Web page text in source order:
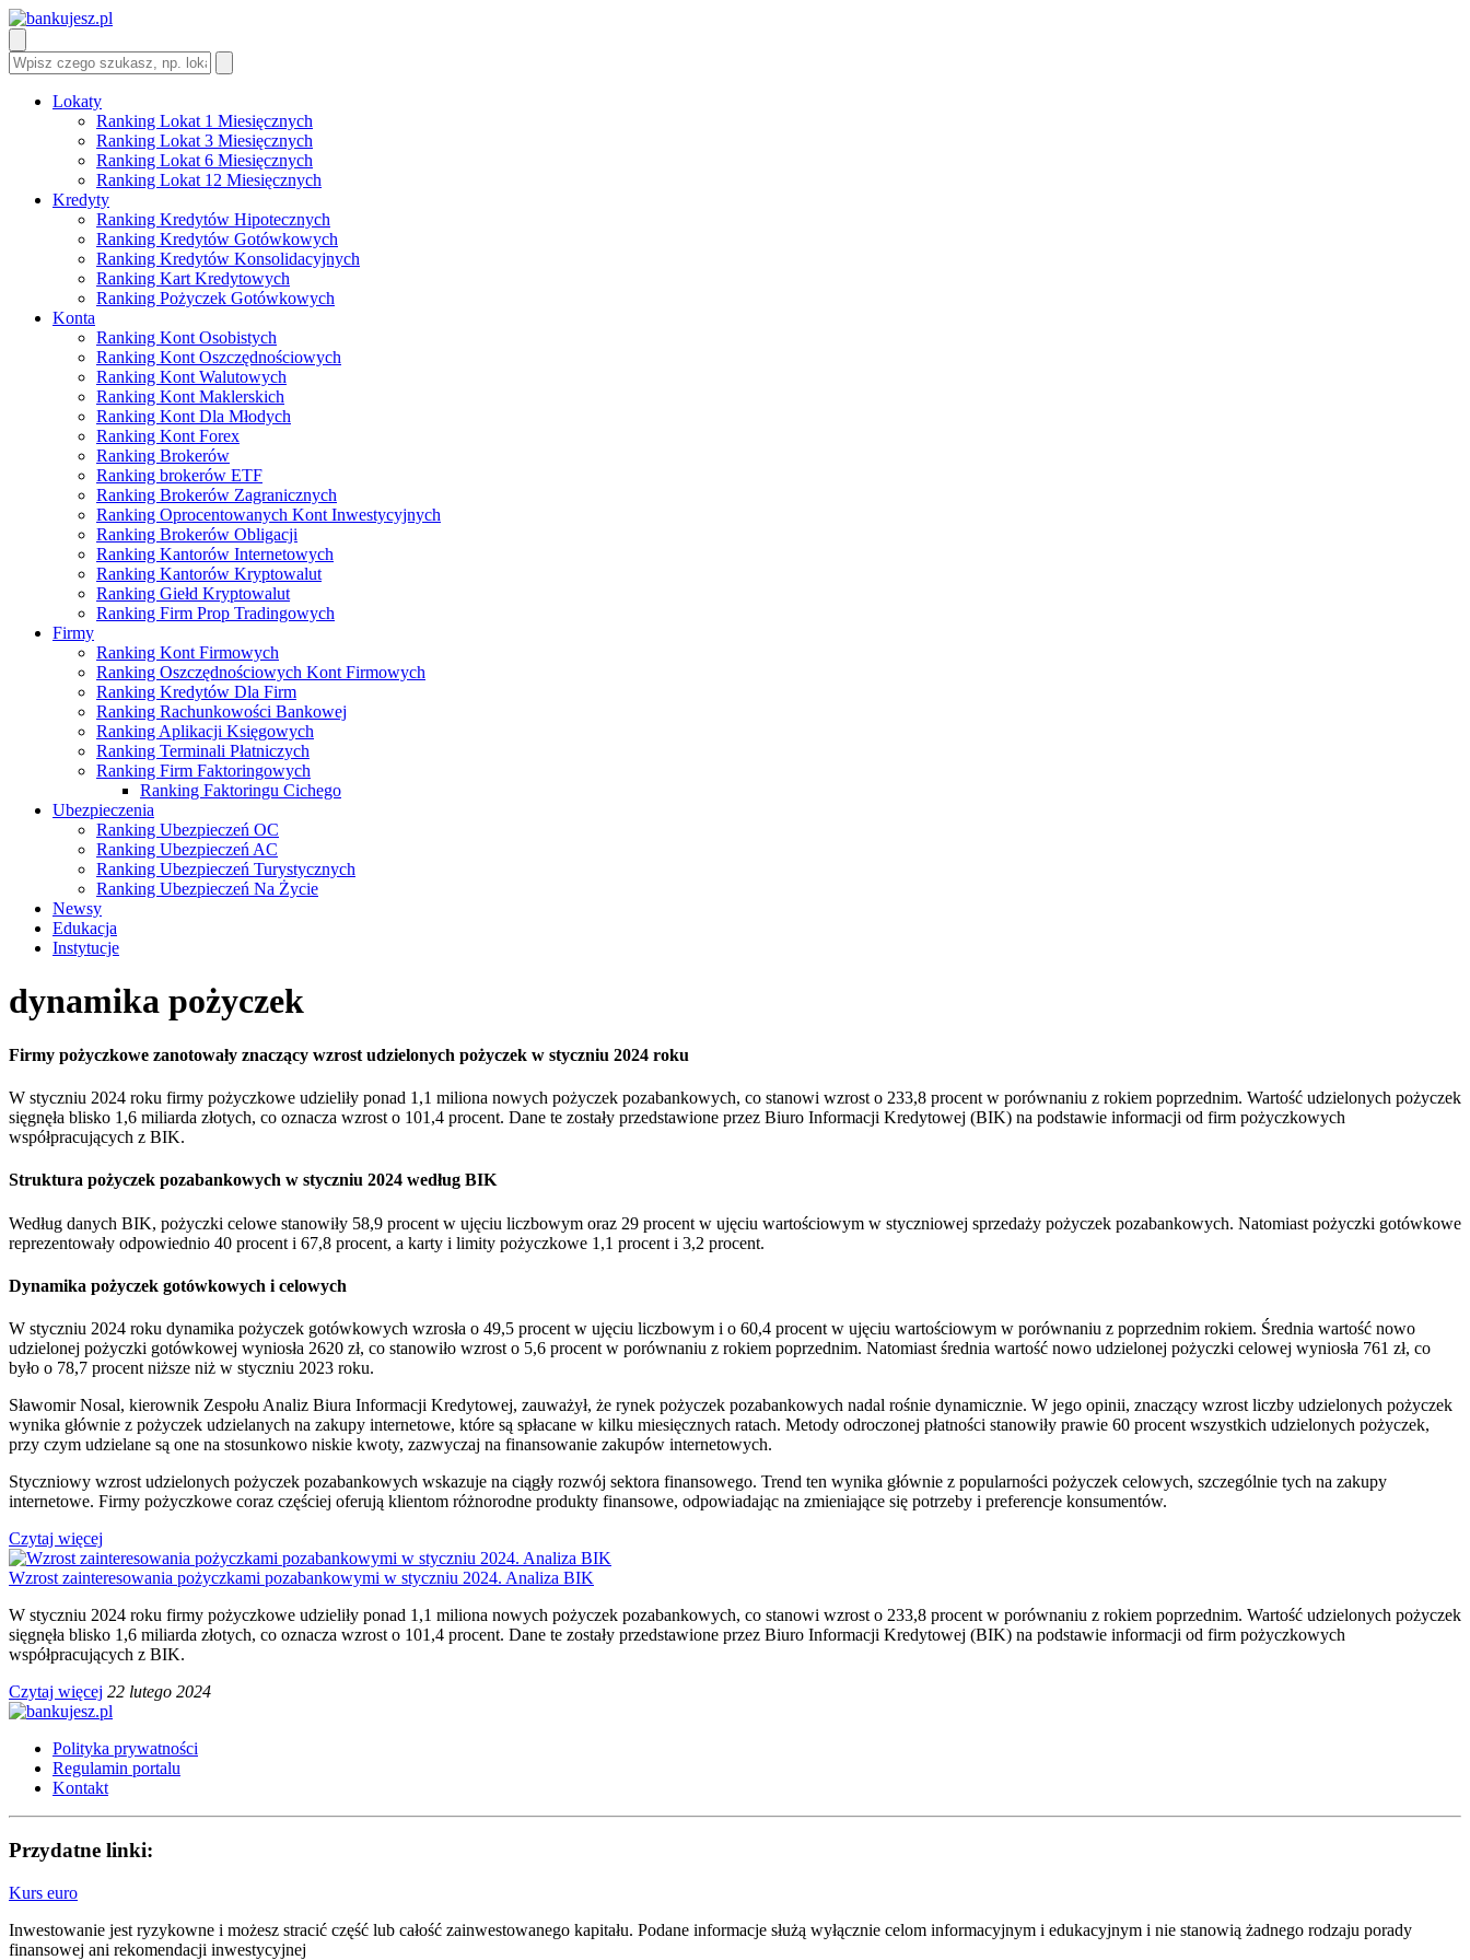
Lokaty
Ranking Lokat 1 Miesięcznych
Ranking Lokat 3 Miesięcznych
Ranking Lokat 6 Miesięcznych
Ranking Lokat 12 Miesięcznych
Kredyty
Ranking Kredytów Hipotecznych
Ranking Kredytów Gotówkowych
Ranking Kredytów Konsolidacyjnych
Ranking Kart Kredytowych
Ranking Pożyczek Gotówkowych
Konta
Ranking Kont Osobistych
Ranking Kont Oszczędnościowych
Ranking Kont Walutowych
Ranking Kont Maklerskich
Ranking Kont Dla Młodych
Ranking Kont Forex
Ranking Brokerów
Ranking brokerów ETF
Ranking Brokerów Zagranicznych
Ranking Oprocentowanych Kont Inwestycyjnych
Ranking Brokerów Obligacji
Ranking Kantorów Internetowych
Ranking Kantorów Kryptowalut
Ranking Giełd Kryptowalut
Ranking Firm Prop Tradingowych
Firmy
Ranking Kont Firmowych
Ranking Oszczędnościowych Kont Firmowych
Ranking Kredytów Dla Firm
Ranking Rachunkowości Bankowej
Ranking Aplikacji Księgowych
Ranking Terminali Płatniczych
Ranking Firm Faktoringowych
Ranking Faktoringu Cichego
Ubezpieczenia
Ranking Ubezpieczeń OC
Ranking Ubezpieczeń AC
Ranking Ubezpieczeń Turystycznych
Ranking Ubezpieczeń Na Życie
Newsy
Edukacja
Instytucje
dynamika pożyczek
Firmy pożyczkowe zanotowały znaczący wzrost udzielonych pożyczek w styczniu 2024 roku
W styczniu 2024 roku firmy pożyczkowe udzieliły ponad 1,1 miliona nowych pożyczek pozabankowych, co stanowi wzrost o 233,8 procent w porównaniu z rokiem poprzednim. Wartość udzielonych pożyczek
sięgnęła blisko 1,6 miliarda złotych, co oznacza wzrost o 101,4 procent. Dane te zostały przedstawione przez Biuro Informacji Kredytowej (BIK) na podstawie informacji od firm pożyczkowych
współpracujących z BIK.
Struktura pożyczek pozabankowych w styczniu 2024 według BIK
Według danych BIK, pożyczki celowe stanowiły 58,9 procent w ujęciu liczbowym oraz 29 procent w ujęciu wartościowym w styczniowej sprzedaży pożyczek pozabankowych. Natomiast pożyczki gotówkowe
reprezentowały odpowiednio 40 procent i 67,8 procent, a karty i limity pożyczkowe 1,1 procent i 3,2 procent.
Dynamika pożyczek gotówkowych i celowych
W styczniu 2024 roku dynamika pożyczek gotówkowych wzrosła o 49,5 procent w ujęciu liczbowym i o 60,4 procent w ujęciu wartościowym w porównaniu z poprzednim rokiem. Średnia wartość nowo
udzielonej pożyczki gotówkowej wyniosła 2620 zł, co stanowiło wzrost o 5,6 procent w porównaniu z rokiem poprzednim. Natomiast średnia wartość nowo udzielonej pożyczki celowej wyniosła 761 zł, co
było o 78,7 procent niższe niż w styczniu 2023 roku.
Sławomir Nosal, kierownik Zespołu Analiz Biura Informacji Kredytowej, zauważył, że rynek pożyczek pozabankowych nadal rośnie dynamicznie. W jego opinii, znaczący wzrost liczby udzielonych pożyczek
wynika głównie z pożyczek udzielanych na zakupy internetowe, które są spłacane w kilku miesięcznych ratach. Metody odroczonej płatności stanowiły prawie 60 procent wszystkich udzielonych pożyczek,
przy czym udzielane są one na stosunkowo niskie kwoty, zazwyczaj na finansowanie zakupów internetowych.
Styczniowy wzrost udzielonych pożyczek pozabankowych wskazuje na ciągły rozwój sektora finansowego. Trend ten wynika głównie z popularności pożyczek celowych, szczególnie tych na zakupy
internetowe. Firmy pożyczkowe coraz częściej oferują klientom różnorodne produkty finansowe, odpowiadając na zmieniające się potrzeby i preferencje konsumentów.
Czytaj więcej
Wzrost zainteresowania pożyczkami pozabankowymi w styczniu 2024. Analiza BIK
W styczniu 2024 roku firmy pożyczkowe udzieliły ponad 1,1 miliona nowych pożyczek pozabankowych, co stanowi wzrost o 233,8 procent w porównaniu z rokiem poprzednim. Wartość udzielonych pożyczek
sięgnęła blisko 1,6 miliarda złotych, co oznacza wzrost o 101,4 procent. Dane te zostały przedstawione przez Biuro Informacji Kredytowej (BIK) na podstawie informacji od firm pożyczkowych
współpracujących z BIK.
Czytaj więcej 22 lutego 2024
Polityka prywatności
Regulamin portalu
Kontakt
Przydatne linki:
Kurs euro
Inwestowanie jest ryzykowne i możesz stracić część lub całość zainwestowanego kapitału. Podane informacje służą wyłącznie celom informacyjnym i edukacyjnym i nie stanowią żadnego rodzaju porady
finansowej ani rekomendacji inwestycyjnej